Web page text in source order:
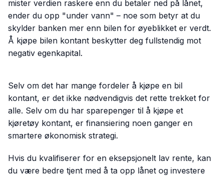
mister verdien raskere enn du betaler ned på lånet,
ender du opp "under vann" – noe som betyr at du
skylder banken mer enn bilen for øyeblikket er verdt.
Å kjøpe bilen kontant beskytter deg fullstendig mot
negativ egenkapital.
Selv om det har mange fordeler å kjøpe en bil
kontant, er det ikke nødvendigvis det rette trekket for
alle. Selv om du har sparepenger til å kjøpe et
kjøretøy kontant, er finansiering noen ganger en
smartere økonomisk strategi.
Hvis du kvalifiserer for en eksepsjonelt lav rente, kan
du være bedre tjent med å ta opp lånet og investere